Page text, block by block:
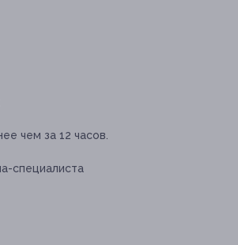
чем за 12 часов.
специалиста